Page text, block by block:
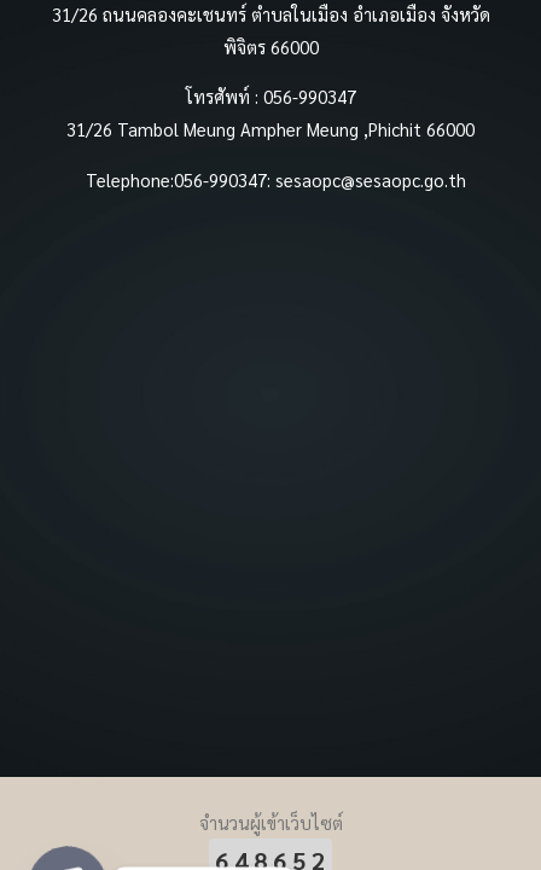
31/26 ถนนคลองคะเชนทร์ ตำบลในเมือง อำเภอเมือง จังหวัด
พิจิตร 66000
โทรศัพท์ : 056-990347
31/26 Tambol Meung Ampher Meung ,Phichit 66000
Telephone:056-990347: sesaopc@sesaopc.go.th
จำนวนผู้เข้าเว็บไซต์
648652